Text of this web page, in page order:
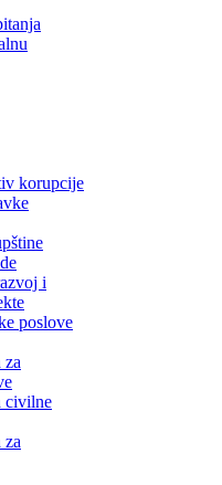
korupcije
i
poslove
za
civilne
za